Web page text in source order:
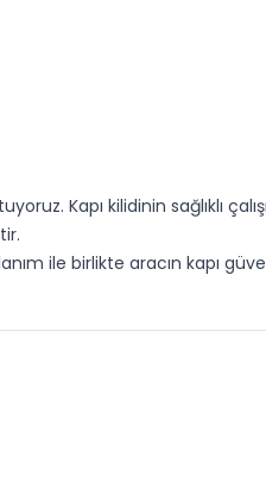
Kapı kilidinin sağlıklı
ile birlikte aracın kapı